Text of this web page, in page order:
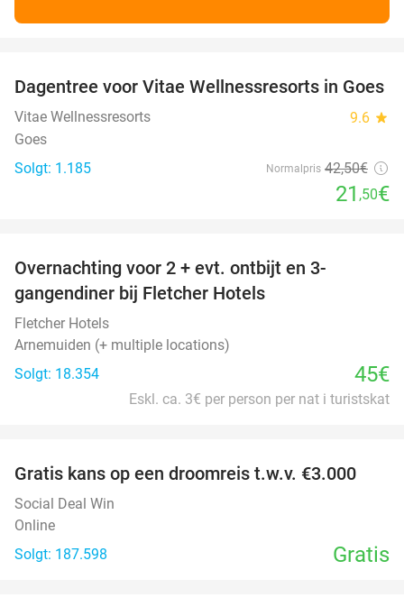
49%
Dagentree voor Vitae Wellnessresorts in Goes
Vitae Wellnessresorts 9.6 star
Goes
Solgt: 1.185
Normalpris 42,50€
21 ,50€
Overnachting voor 2 + evt. ontbijt en 3-
gangendiner bij Fletcher Hotels
Fletcher Hotels
Arnemuiden (+ multiple locations)
Solgt: 18.354
45€
Eskl. ca. 3€ per person per nat i turistskat
Gratis kans op een droomreis t.w.v. €3.000
Social Deal Win
Online
Solgt: 187.598
Gratis